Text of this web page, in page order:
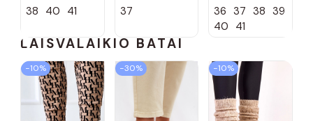
smėlio spalvos
38 40 41 37 36 37 38 39
40 41
LAISVALAIKIO BATAI
−10% −30% −10%